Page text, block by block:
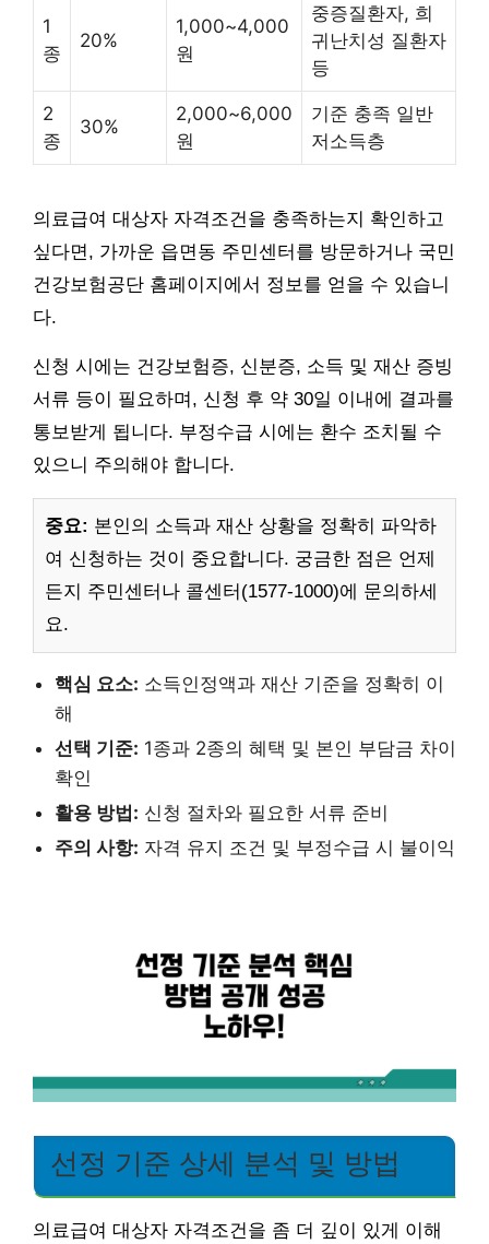
1
종
20%
1,000~4,000
원
중증질환자, 희
귀난치성 질환자
등
2
종
30%
2,000~6,000
원
기준 충족 일반
저소득층
의료급여 대상자 자격조건을 충족하는지 확인하고
싶다면, 가까운 읍면동 주민센터를 방문하거나 국민
건강보험공단 홈페이지에서 정보를 얻을 수 있습니
다.
신청 시에는 건강보험증, 신분증, 소득 및 재산 증빙
서류 등이 필요하며, 신청 후 약 30일 이내에 결과를
통보받게 됩니다. 부정수급 시에는 환수 조치될 수
있으니 주의해야 합니다.
중요: 본인의 소득과 재산 상황을 정확히 파악하
여 신청하는 것이 중요합니다. 궁금한 점은 언제
든지 주민센터나 콜센터(1577-1000)에 문의하세
요.
핵심 요소: 소득인정액과 재산 기준을 정확히 이
해
선택 기준: 1종과 2종의 혜택 및 본인 부담금 차이
확인
활용 방법: 신청 절차와 필요한 서류 준비
주의 사항: 자격 유지 조건 및 부정수급 시 불이익
선정 기준 상세 분석 및 방법
의료급여 대상자 자격조건을 좀 더 깊이 있게 이해